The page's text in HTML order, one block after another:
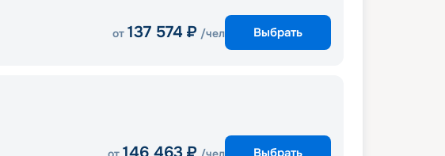
от 137 574 ₽ /чел Выбрать
Выбрать